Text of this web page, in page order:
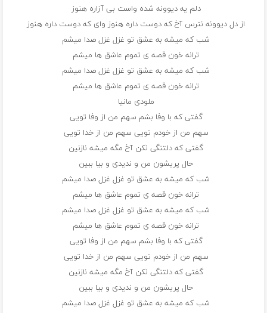
دلم یه دیوونه شده واست بی آزاره هنوز
از دل دیوونه نترس آخ که دوست داره هنوز وای که دوست داره هنوز
شب که میشه به عشق تو غزل غزل صدا میشم
ترانه خون قصه ی تموم عاشق ها میشم
شب که میشه به عشق تو غزل غزل صدا میشم
ترانه خون قصه ی تموم عاشق ها میشم
ملودی مانیا
گفتی که با وفا بشم سهم من از وفا تویی
سهم من از خودم تویی سهم من از خدا تویی
گفتی که دلتنگی نکن آخ مگه میشه نازنین
حال پریشون من و ندیدی و بیا ببین
شب که میشه به عشق تو غزل غزل صدا میشم
ترانه خون قصه ی تموم عاشق ها میشم
شب که میشه به عشق تو غزل غزل صدا میشم
ترانه خون قصه ی تموم عاشق ها میشم
گفتی که با وفا بشم سهم من از وفا تویی
سهم من از خودم تویی سهم من از خدا تویی
گفتی که دلتنگی نکن آخ مگه میشه نازنین
حال پریشون من و ندیدی و بیا ببین
شب که میشه به عشق تو غزل غزل صدا میشم